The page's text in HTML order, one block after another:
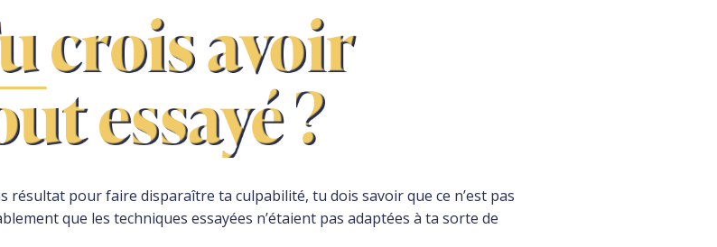
résultat pour faire disparaître ta culpabilité, tu dois savoir que ce n’est pas
que les techniques essayées n’étaient pas adaptées à ta sorte de